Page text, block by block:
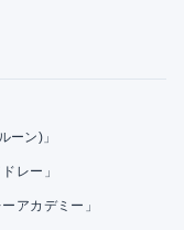
ーン)」
レー」
アカデミー」